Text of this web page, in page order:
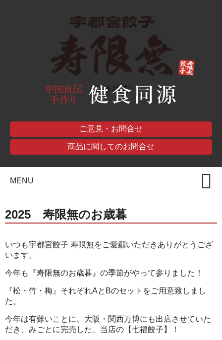
ご意見・お問合せ
商品に関してのお問合せ
MENU
2025 寿限無のお歳暮
いつも宇都宮餃子 寿限無をご愛顧いただきありがとうござ
います。
今年も『寿限無のお歳暮』の季節がやって参りました！
『松・竹・梅』それぞれAとBのセットをご用意致しまし
た。
今年は有難いことに、大阪・関西万博にも出店させていた
だき、みごとに完売した、当店の【七福餃子】！